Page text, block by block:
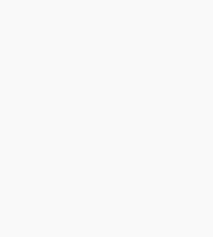
thể thao mà
đáp ứng nhu
dùng. Hợp tác
và người nổi
một thương hiệu